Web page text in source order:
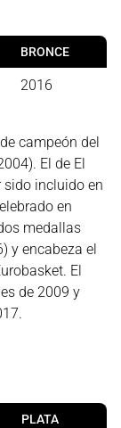
BRONCE
2016
campeón del
El de El
sido incluido en
en
medallas
y encabeza el
El
de 2009 y
PLATA